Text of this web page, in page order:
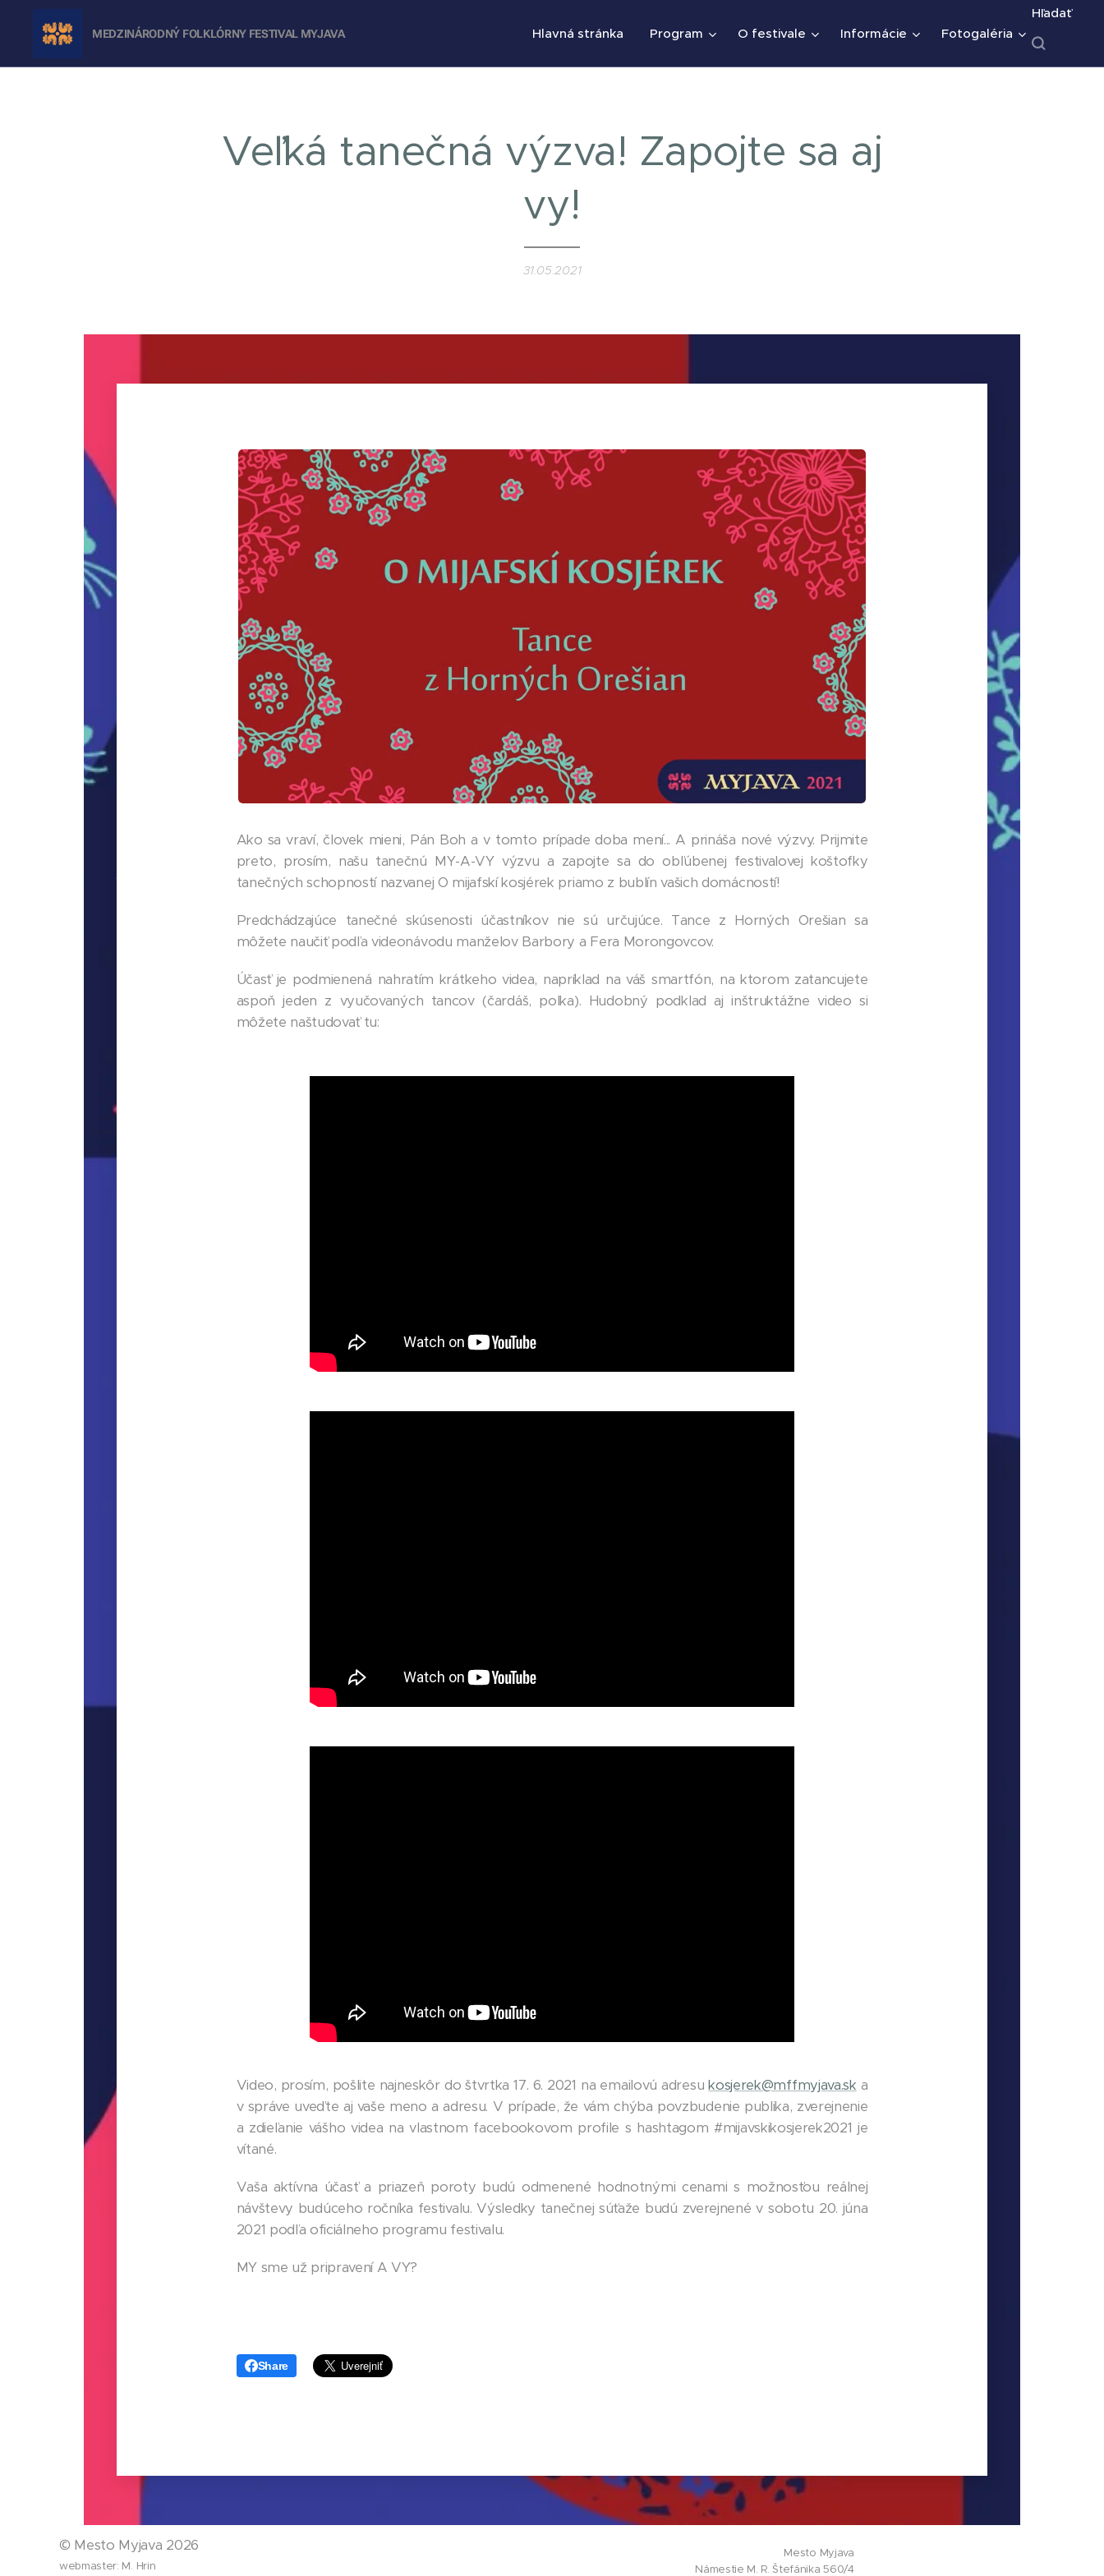
MEDZINÁRODNÝ FOLKLÓRNY FESTIVAL MYJAVA Hlavná stránka Program O festivale Informácie Fotogaléria
Hľadať
Veľká tanečná výzva! Zapojte sa aj
vy!
31.05.2021
Ako sa vraví, človek mieni, Pán Boh a v tomto prípade doba mení... A prináša nové výzvy. Prijmite
preto, prosím, našu tanečnú MY-A-VY výzvu a zapojte sa do obľúbenej festivalovej koštofky
tanečných schopností nazvanej O mijafskí kosjérek priamo z bublín vašich domácností!
Predchádzajúce tanečné skúsenosti účastníkov nie sú určujúce. Tance z Horných Orešian sa
môžete naučiť podľa videonávodu manželov Barbory a Fera Morongovcov.
Účasť je podmienená nahratím krátkeho videa, napríklad na váš smartfón, na ktorom zatancujete
aspoň jeden z vyučovaných tancov (čardáš, polka). Hudobný podklad aj inštruktážne video si
môžete naštudovať tu:
Video, prosím, pošlite najneskôr do štvrtka 17. 6. 2021 na emailovú adresukosjerek@mffmyjava.sk a
v správe uveďte aj vaše meno a adresu. V prípade, že vám chýba povzbudenie publika, zverejnenie
a zdieľanie vášho videa na vlastnom facebookovom profile s hashtagom #mijavskikosjerek2021 je
vítané.
Vaša aktívna účasť a priazeň poroty budú odmenené hodnotnými cenami s možnosťou reálnej
návštevy budúceho ročníka festivalu. Výsledky tanečnej súťaže budú zverejnené v sobotu 20. júna
2021 podľa oficiálneho programu festivalu.
MY sme už pripravení A VY?
Share
© Mesto Myjava 2026
webmaster: M. Hrin
Mesto Myjava
Námestie M. R. Štefánika 560/4